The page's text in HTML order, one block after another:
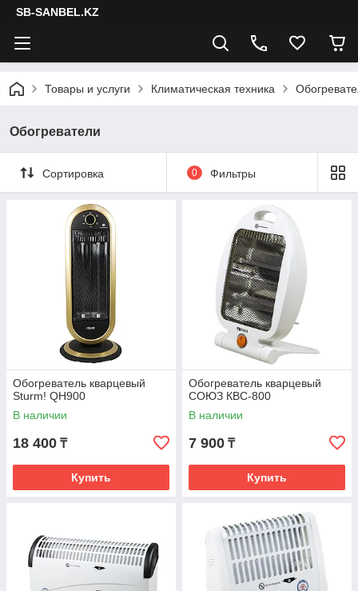
SB-SANBEL.KZ
Товары и услуги Климатическая техника
Обогреватели
Сортировка 0 Фильтры
Обогреватель кварцевый
Sturm! QH900
В наличии
18 400 ₸
Купить
Обогреватель кварцевый
СОЮЗ КВС-800
В наличии
7 900 ₸
Купить